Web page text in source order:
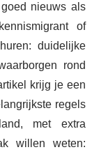
nieuws als
of
duidelijke
rond
krijg je een
regels
met extra
willen weten: